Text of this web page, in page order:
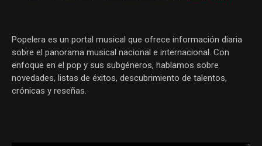
Popelera es un portal musical que ofrece información diaria
sobre el panorama musical nacional e internacional. Con
enfoque en el pop y sus subgéneros, hablamos sobre
novedades, listas de éxitos, descubrimiento de talentos,
crónicas y reseñas.